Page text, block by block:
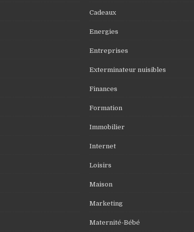
Cadeaux
Energies
Entreprises
Exterminateur nuisibles
Finances
Formation
Immobilier
Internet
Loisirs
Maison
Marketing
Maternité-Bébé